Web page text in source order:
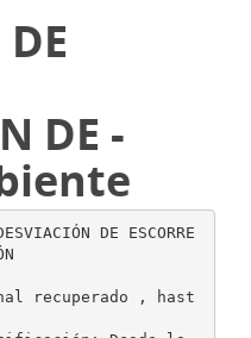
DE -
DE ESCORRE
recuperado , hast